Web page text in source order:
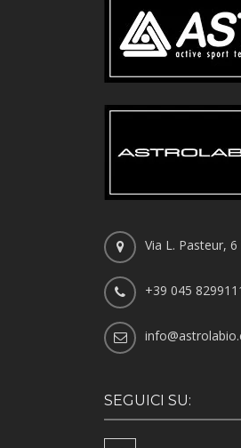
Via L. Pasteur,
+39 045
SEGUICI SU: